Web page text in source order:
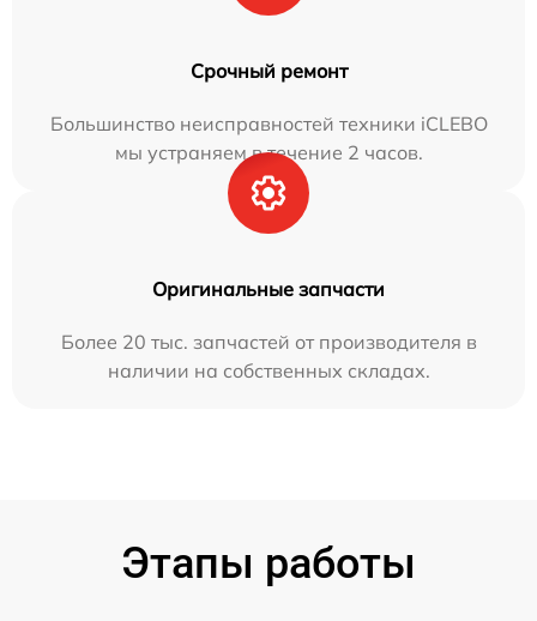
Срочный ремонт
Большинство неисправностей техники iCLEBO
мы устраняем в течение 2 часов.
Оригинальные запчасти
Более 20 тыс. запчастей от производителя в
наличии на собственных складах.
Этапы работы